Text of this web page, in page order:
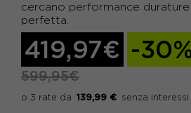
cercano performance
perfetta.
419,97€ -
599,95€
139,99 €